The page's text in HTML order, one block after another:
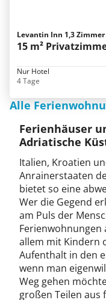
Levantin Inn 1,3
15 m²
Nur Hotel
4 Tage
Alle
Ferienhäuser
Adriatische
Italien, Kroatien
Anrainerstaaten
bietet so eine
Wer die Gegend
am Puls der
Ferienwohnungen
allem mit Kindern
Aufenthalt in den
wenn man
Weg gehen
großen Teilen aus